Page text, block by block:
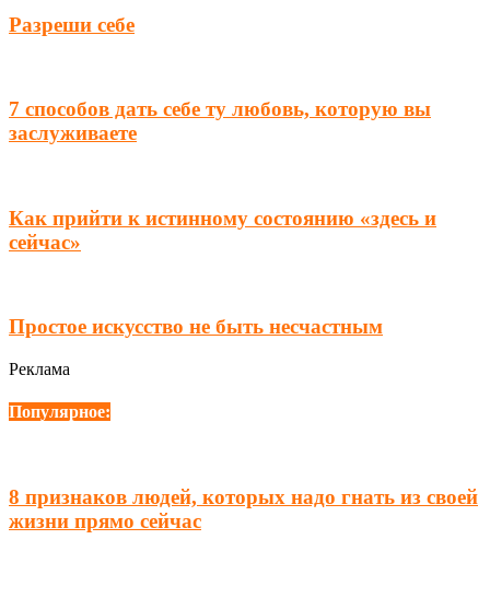
Разреши себе
7 способов дать себе ту любовь, которую вы
заслуживаете
Как прийти к истинному состоянию «здесь и
сейчас»
Простое искусство не быть несчастным
Реклама
Популярное:
8 признаков людей, которых надо гнать из своей
жизни прямо сейчас